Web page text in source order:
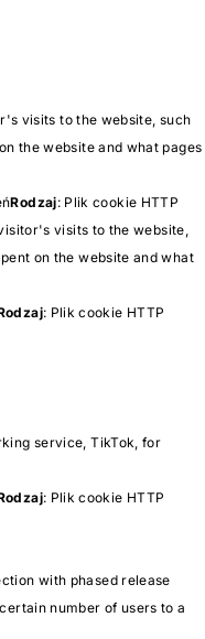
visits to the website, such
the website and what pages
Rodzaj: Plik cookie HTTP
visits to the website,
on the website and what
: Plik cookie HTTP
service, TikTok, for
: Plik cookie HTTP
with phased release
number of users to a